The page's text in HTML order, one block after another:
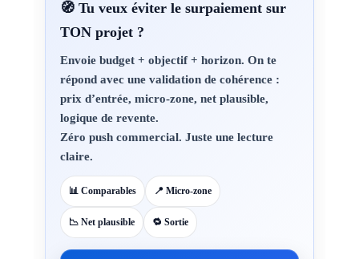
🧭 Tu veux éviter le surpaiement sur
TON projet ?
Envoie budget + objectif + horizon. On te
répond avec une validation de cohérence :
prix d’entrée, micro-zone, net plausible,
logique de revente.
Zéro push commercial. Juste une lecture
claire.
📊 Comparables 📍 Micro-zone
📉 Net plausible 🔁 Sortie